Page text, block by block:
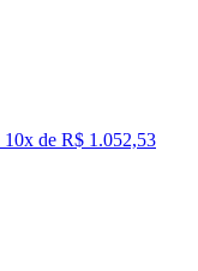
10x de R$ 1.052,53